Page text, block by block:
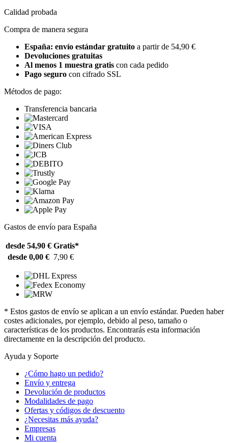
Calidad probada
Compra de manera segura
España: envío estándar gratuito a partir de 54,90 €
Devoluciones gratuitas
Al menos 1 muestra gratis con cada pedido
Pago seguro con cifrado SSL
Métodos de pago:
Transferencia bancaria
Gastos de envío para España
desde 54,90 € Gratis*
desde 0,00 € 7,90 €
* Estos gastos de envío se aplican a un envío estándar. Pueden haber
costes adicionales, por ejemplo, debido al peso, tamaño o
características de los productos. Encontrarás esta información
directamente en la descripción del producto.
Ayuda y Soporte
¿Cómo hago un pedido?
Envío y entrega
Devolución de productos
Modalidades de pago
Ofertas y códigos de descuento
¿Necesitas más ayuda?
Empresas
Mi cuenta